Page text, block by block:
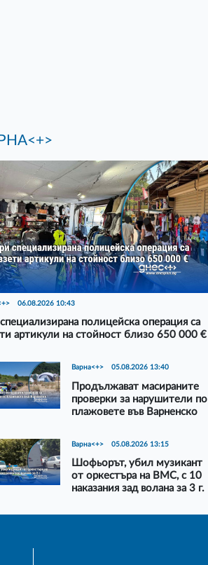
06.08.2026 10:43
полицейска операция са
артикули на стойност близо 650 000 €
Варна<+> 05.08.2026 13:40
Продължават масираните
проверки за нарушители по
плажовете във Варненско
Варна<+> 05.08.2026 13:15
Шофьорът, убил музикант
от оркестъра на ВМС, с 10
наказания зад волана за 3 г.